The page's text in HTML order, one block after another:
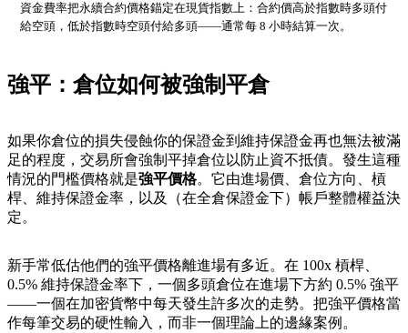
資金費率把永續合約價格錨定在現貨指數上：合約價高於指數時多頭付
給空頭，低於指數時空頭付給多頭——通常每 8 小時結算一次。
強平：倉位如何被強制平倉
如果你倉位的損失侵蝕你的保證金到維持保證金再也無法被滿
足的程度，交易所會強制平掉倉位以防止資不抵債。發生這種
情況的門檻價格就是強平價格。它由進場價、倉位方向、槓
桿、維持保證金率，以及（在全倉保證金下）帳戶整體權益決
定。
新手常低估他們的強平價格離進場有多近。在 100x 槓桿、
0.5% 維持保證金率下，一個多頭倉位在進場下方約 0.5% 強平
——一個在加密貨幣中每天發生許多次的走勢。把強平價格當
作每筆交易的硬性輸入，而非一個理論上的邊緣案例。